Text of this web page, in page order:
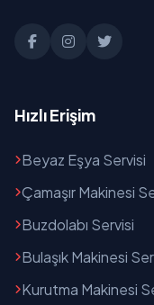
Hızlı Erişim
Beyaz Eşya Servisi
Çamaşır Makinesi
Buzdolabı Servisi
Bulaşık Makinesi
Kurutma Makinesi